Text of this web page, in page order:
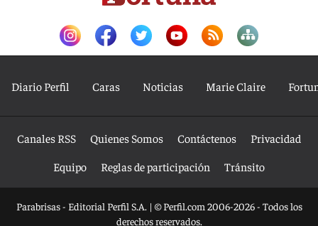
Diario Perfil Caras Noticias Marie Claire
Canales RSS Quienes Somos Contáctenos
Privacidad
Equipo
Reglas de participación Tránsito
Parabrisas - Editorial Perfil S.A. | © Perfil.com 2006-2026 - Todos los
derechos reservados.